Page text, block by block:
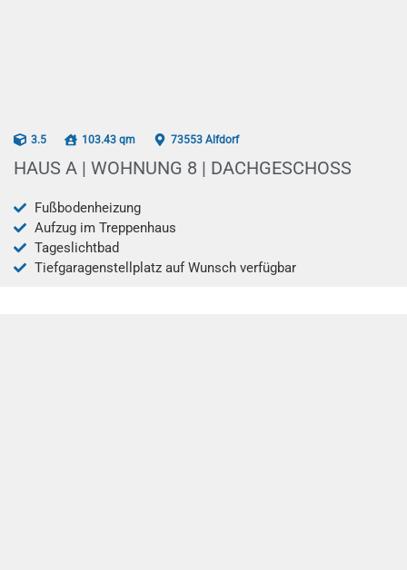
AB 07/2026
3.5 103.43 qm 73553 Alfdorf
HAUS A | WOHNUNG 8 | DACHGESCHOSS
Fußbodenheizung
Aufzug im Treppenhaus
Tageslichtbad
Tiefgaragenstellplatz auf Wunsch verfügbar